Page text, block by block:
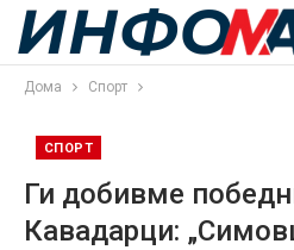
Дома Спорт
СПОРТ
Ги добивме
Кавадарци: